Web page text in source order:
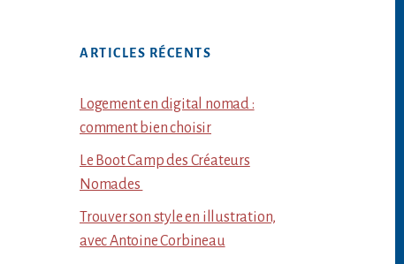
ARTICLES RÉCENTS
Logement en digital nomad :
comment bien choisir
Le Boot Camp des Créateurs
Nomades
Trouver son style en illustration,
avec Antoine Corbineau